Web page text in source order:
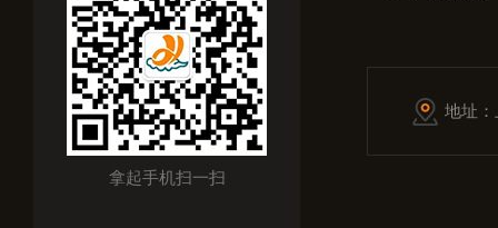
拿起手机扫一扫
地址